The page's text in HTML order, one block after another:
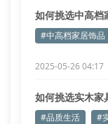
如何挑选中高档
#中高档家居饰品
2025-05-26 04:17
如何挑选实木家
#品质生活 #